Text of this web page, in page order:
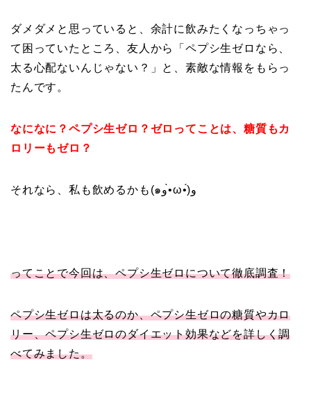
ダメダメと思っていると、余計に飲みたくなっちゃっ
て困っていたところ、友人から「ペプシ生ゼロなら、
太る心配ないんじゃない？」と、素敵な情報をもらっ
たんです。
なになに？ペプシ生ゼロ？ゼロってことは、糖質もカ
ロリーもゼロ？
それなら、私も飲めるかも(๑و•̀ω•́)و
ってことで今回は、ペプシ生ゼロについて徹底調査！
ペプシ生ゼロは太るのか、ペプシ生ゼロの糖質やカロ
リー、ペプシ生ゼロのダイエット効果などを詳しく調
べてみました。